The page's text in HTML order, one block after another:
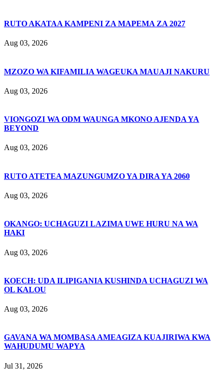
RUTO AKATAA KAMPENI ZA MAPEMA ZA 2027
Aug 03, 2026
MZOZO WA KIFAMILIA WAGEUKA MAUAJI NAKURU
Aug 03, 2026
VIONGOZI WA ODM WAUNGA MKONO AJENDA YA
BEYOND
Aug 03, 2026
RUTO ATETEA MAZUNGUMZO YA DIRA YA 2060
Aug 03, 2026
OKANGO: UCHAGUZI LAZIMA UWE HURU NA WA
HAKI
Aug 03, 2026
KOECH: UDA ILIPIGANIA KUSHINDA UCHAGUZI WA
OL KALOU
Aug 03, 2026
GAVANA WA MOMBASA AMEAGIZA KUAJIRIWA KWA
WAHUDUMU WAPYA
Jul 31, 2026